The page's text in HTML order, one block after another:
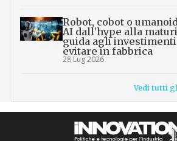
Robot, cobot o
AI dall’hype alla
guida agli
evitare in fabbrica
28 Lug 2026
Vedi tutti